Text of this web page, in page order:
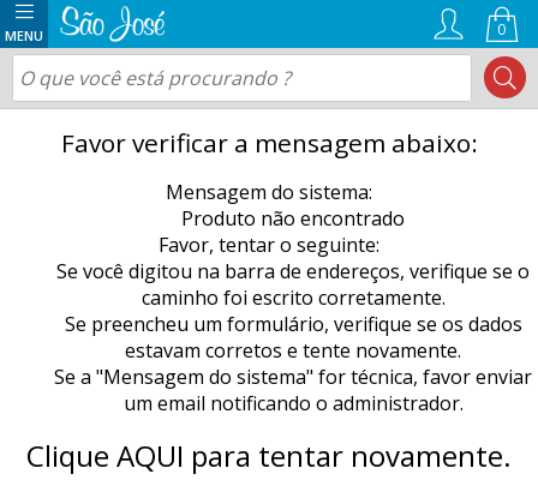
0
Favor verificar a mensagem abaixo:
Mensagem do sistema:
Produto não encontrado
Favor, tentar o seguinte:
Se você digitou na barra de endereços, verifique se o
caminho foi escrito corretamente.
Se preencheu um formulário, verifique se os dados
estavam corretos e tente novamente.
Se a "Mensagem do sistema" for técnica, favor enviar
um email notificando o administrador.
Clique AQUI para tentar novamente.